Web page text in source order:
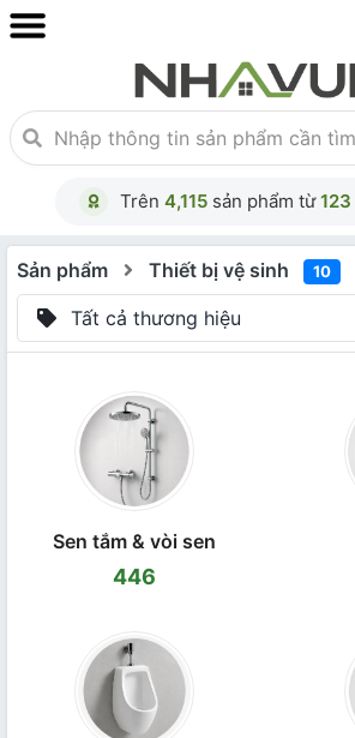
Trên 4,115 sản phẩm từ123
Sản phẩm Thiết bị vệ sinh 10
Tất cả thương hiệu
Sen tắm & vòi sen
446